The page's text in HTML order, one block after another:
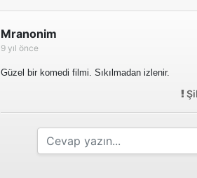
Mranonim
9 yıl önce
Güzel bir komedi filmi. Sıkılmadan izlenir.